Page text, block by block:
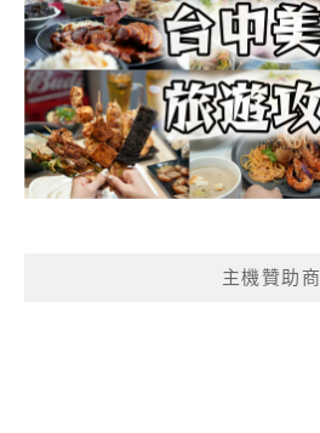
主機贊助商